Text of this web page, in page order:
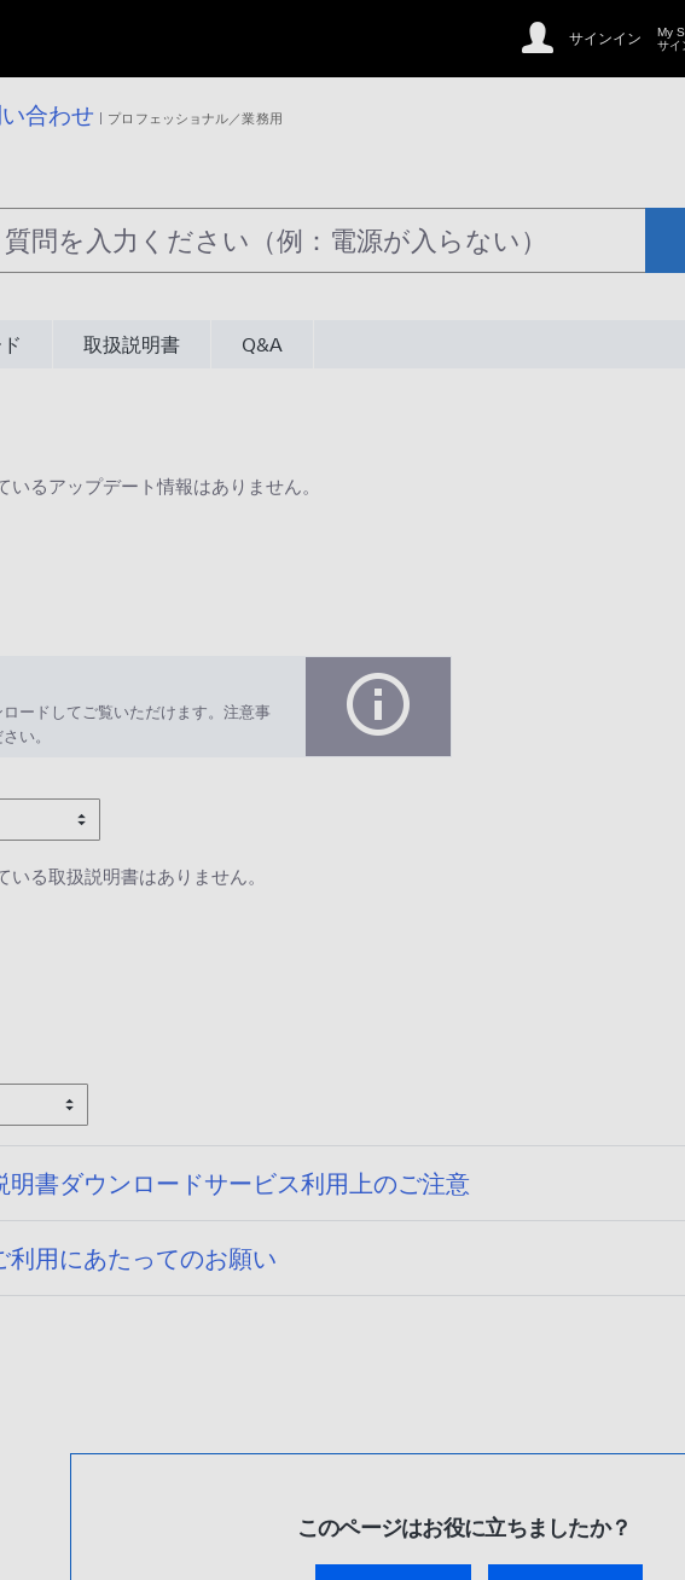
サインイン
My
サイ
合わせ プロフェッショナル／業務用
取扱説明書 Q&A
るアップデート情報はありません。
ードしてご覧いただけます。注意事
い。
る取扱説明書はありません。
明書ダウンロードサービス利用上のご注意
利用にあたってのお願い
このページはお役に立ちましたか？